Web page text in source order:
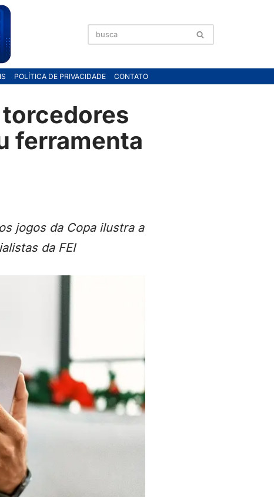
POLÍTICA DE PRIVACIDADE CONTATO
ferramenta
jogos da Copa ilustra a
da FEI